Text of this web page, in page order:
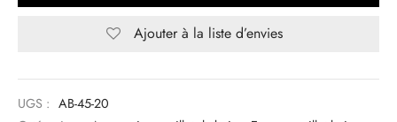
Ajouter à la liste d’envies
UGS : AB-45-20